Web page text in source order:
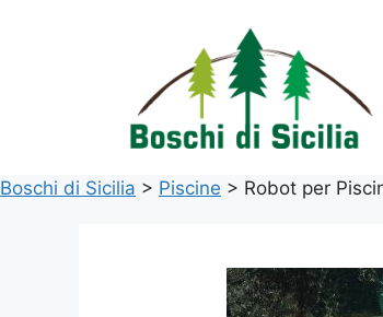
Boschi di Sicilia > Piscine > Robot per